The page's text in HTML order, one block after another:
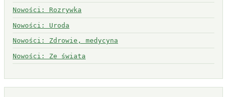
Nowości: Rozrywka
Nowości: Uroda
Nowości: Zdrowie, medycyna
Nowości: Ze świata